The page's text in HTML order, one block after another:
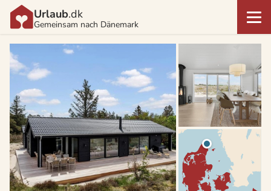
Urlaub.dk
Gemeinsam nach Dänemark